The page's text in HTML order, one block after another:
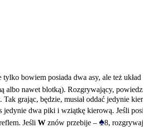
bowiem posiada dwa asy, ale też
albo nawet blotką). Rozgrywający,
grając, będzie, musiał oddać jedynie
jedynie dwa piki i wziątkę kierową. Jeśli
Jeśli W znów przebije – ♠8,